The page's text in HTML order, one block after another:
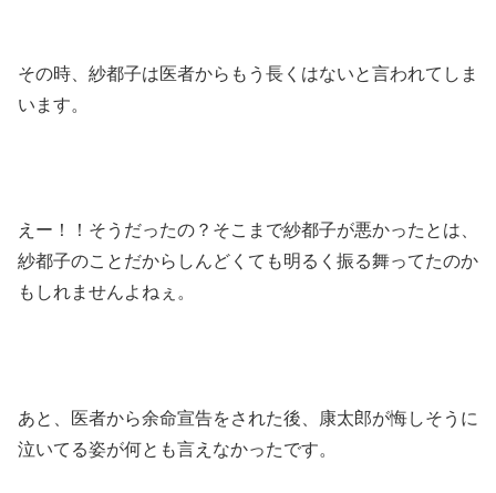
その時、紗都子は医者からもう長くはないと言われてしま
います。
えー！！そうだったの？そこまで紗都子が悪かったとは、
紗都子のことだからしんどくても明るく振る舞ってたのか
もしれませんよねぇ。
あと、医者から余命宣告をされた後、康太郎が悔しそうに
泣いてる姿が何とも言えなかったです。